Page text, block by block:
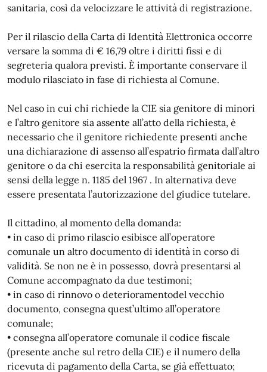
sanitaria, così da velocizzare le attività di registrazione.
Per il rilascio della Carta di Identità Elettronica occorre
versare la somma di € 16,79 oltre i diritti fissi e di
segreteria qualora previsti. È importante conservare il
modulo rilasciato in fase di richiesta al Comune.
Nel caso in cui chi richiede la CIE sia genitore di minori
e l’altro genitore sia assente all’atto della richiesta, è
necessario che il genitore richiedente presenti anche
una dichiarazione di assenso all’espatrio firmata dall’altro
genitore o da chi esercita la responsabilità genitoriale ai
sensi della legge n. 1185 del 1967 . In alternativa deve
essere presentata l’autorizzazione del giudice tutelare.
Il cittadino, al momento della domanda:
• in caso di primo rilascio esibisce all’operatore
comunale un altro documento di identità in corso di
validità. Se non ne è in possesso, dovrà presentarsi al
Comune accompagnato da due testimoni;
• in caso di rinnovo o deterioramentodel vecchio
documento, consegna quest’ultimo all’operatore
comunale;
• consegna all’operatore comunale il codice fiscale
(presente anche sul retro della CIE) e il numero della
ricevuta di pagamento della Carta, se già effettuato;